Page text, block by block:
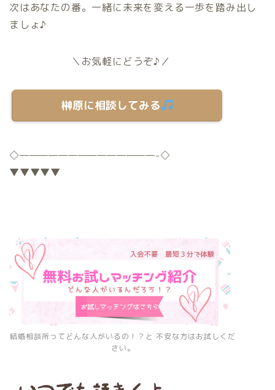
次はあなたの番。一緒に未来を変える一歩を踏み出し
ましょ♪
＼お気軽にどうぞ♪／
榊原に相談してみる
◇——————————————-◇
▼▼▼▼▼
結婚相談所ってどんな人がいるの！？と 不安な方はお試しくだ
さい。